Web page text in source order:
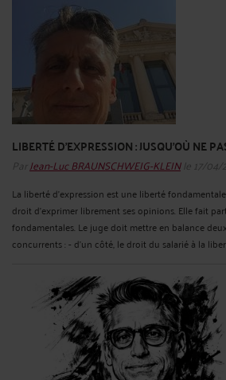
LIBERTÉ D’EXPRESSION : JUSQU’OÙ NE
Par Jean-Luc BRAUNSCHWEIG-KLEINle 17/04/
La liberté d’expression est une liberté
droit d'exprimer librement ses opinions. Elle fait
fondamentales. Le juge doit mettre en balance
concurrents : - d’un côté, le droit du salarié à la